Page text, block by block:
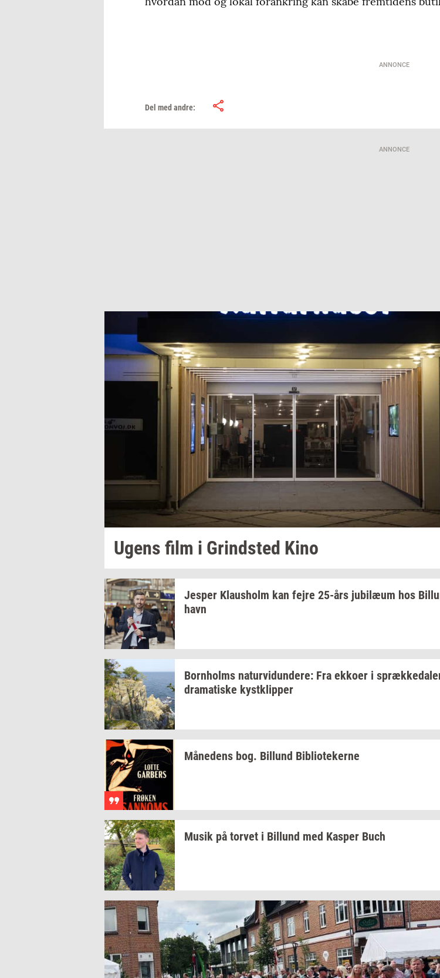
ANNONCE
Del med andre:
ANNONCE
Ugens film i Grind­sted Kino
Jes­per Klaus­holm kan fejre 25-års ju­bilæum hos
havn
Born­holms na­tur­vi­dun­de­re: Fra ek­ko­er i
dra­ma­ti­ske kyst­klip­per
Må­ne­dens bog. Bil­lund Bi­bli­o­te­ker­ne
Musik på tor­vet i Bil­lund med Kas­per Buch